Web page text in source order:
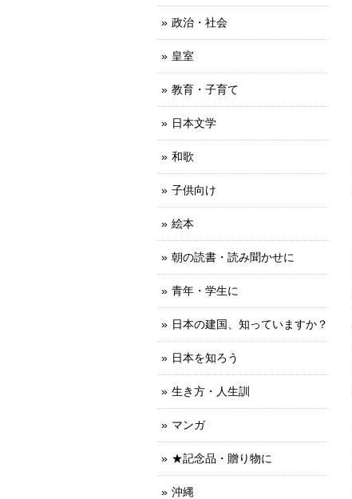
政治・社会
皇室
教育・子育て
日本文学
和歌
子供向け
絵本
朝の読書・読み聞かせに
青年・学生に
日本の建国、知っていますか？
日本を知ろう
生き方・人生訓
マンガ
★記念品・贈り物に
沖縄